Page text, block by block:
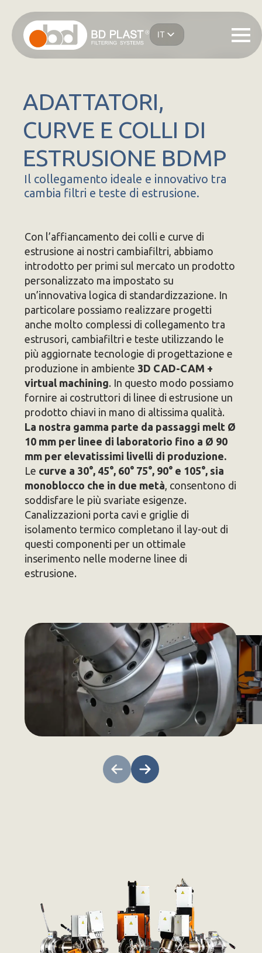
Salta
al
contenuto
principale
IT
ES
ADATTATORI,
CURVE E COLLI DI
ESTRUSIONE BDMP
Il collegamento ideale e innovativo tra
cambia filtri e teste di estrusione.
Con l’affiancamento dei colli e curve di
estrusione ai nostri cambiafiltri, abbiamo
introdotto per primi sul mercato un prodotto
personalizzato ma impostato su
un’innovativa logica di standardizzazione. In
particolare possiamo realizzare progetti
anche molto complessi di collegamento tra
estrusori, cambiafiltri e teste utilizzando le
più aggiornate tecnologie di progettazione e
produzione in ambiente 3D CAD-CAM +
virtual machining. In questo modo possiamo
fornire ai costruttori di linee di estrusione un
prodotto chiavi in mano di altissima qualità.
La nostra gamma parte da passaggi melt Ø
10 mm per linee di laboratorio fino a Ø 90
mm per elevatissimi livelli di produzione.
Le curve a 30°, 45°, 60° 75°, 90° e 105°, sia
monoblocco che in due metà, consentono di
soddisfare le più svariate esigenze.
Canalizzazioni porta cavi e griglie di
isolamento termico completano il lay-out di
questi componenti per un ottimale
inserimento nelle moderne linee di
estrusione.